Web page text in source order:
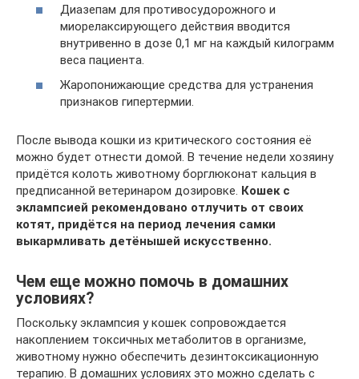
Диазепам для противосудорожного и
миорелаксирующего действия вводится
внутривенно в дозе 0,1 мг на каждый килограмм
веса пациента.
Жаропонижающие средства для устранения
признаков гипертермии.
После вывода кошки из критического состояния её
можно будет отнести домой. В течение недели хозяину
придётся колоть животному борглюконат кальция в
предписанной ветеринаром дозировке. Кошек с
эклампсией рекомендовано отлучить от своих
котят, придётся на период лечения самки
выкармливать детёнышей искусственно.
Чем еще можно помочь в домашних
условиях?
Поскольку эклампсия у кошек сопровождается
накоплением токсичных метаболитов в организме,
животному нужно обеспечить дезинтоксикационную
терапию. В домашних условиях это можно сделать с